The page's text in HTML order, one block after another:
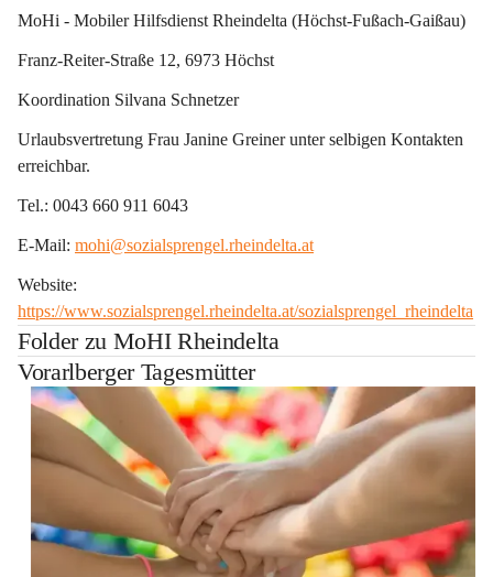
MoHi - Mobiler Hilfsdienst Rheindelta (Höchst-Fußach-Gaißau)
Franz-Reiter-Straße 12, 6973 Höchst
Koordination Silvana Schnetzer
Urlaubsvertretung Frau Janine Greiner unter selbigen Kontakten
erreichbar.
Tel.: 0043 660 911 6043
E-Mail: mohi@sozialsprengel.rheindelta.at
Website:
https://www.sozialsprengel.rheindelta.at/sozialsprengel_rheindelta
Folder zu MoHI Rheindelta
Vorarlberger Tagesmütter